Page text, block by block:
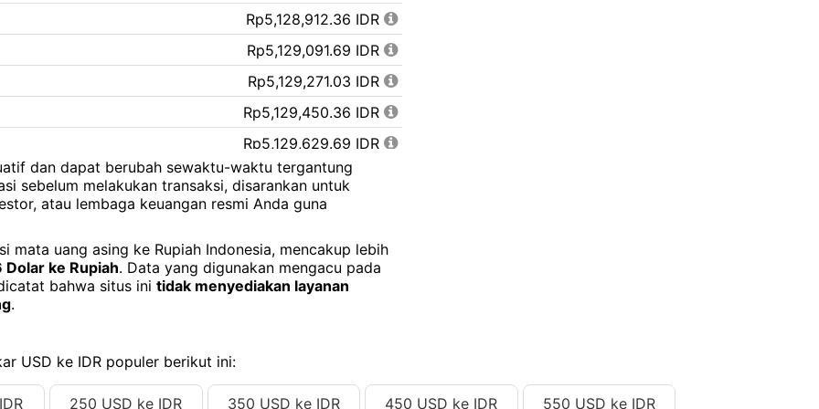
Rp5,128,912.36 IDR
Rp5,129,091.69 IDR
Rp5,129,271.03 IDR
Rp5,129,450.36 IDR
Rp5,129,629.69 IDR
Rp5,129,809.02 IDR
Rp5,129,988.36 IDR
Rp5,130,347.02 IDR
Rp5,130,526.35 IDR
Rp5,131,064.35 IDR
dan dapat berubah sewaktu-waktu tergantung
sebelum melakukan transaksi, disarankan untuk
atau lembaga keuangan resmi Anda guna
mata uang asing ke Rupiah Indonesia, mencakup lebih
Dolar ke Rupiah. Data yang digunakan mengacu pada
bahwa situs ini tidak menyediakan layanan
.
USD ke IDR populer berikut ini:
250 USD ke IDR 350 USD ke IDR 450 USD ke IDR 550 USD ke IDR